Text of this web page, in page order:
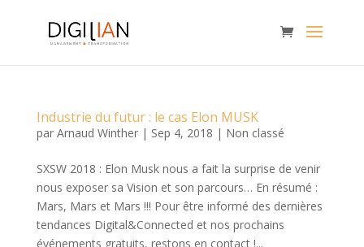
Industrie du futur : le cas Elon MUSK
par Arnaud Winther| Sep 4, 2018 | Non classé
SXSW 2018 : Elon Musk nous a fait la surprise de venir
nous exposer sa Vision et son parcours… En résumé :
Mars, Mars et Mars !!! Pour être informé des dernières
tendances Digital&Connected et nos prochains
événements gratuits, restons en contact !...